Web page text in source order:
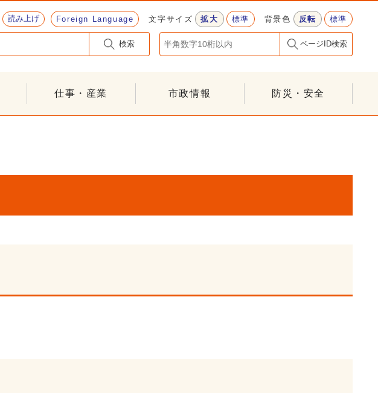
読み上げ Foreign Language 文字サイズ 拡大 標準 背景色 反転 標準
検索 ページID検索
仕事・産業 市政情報 防災・安全